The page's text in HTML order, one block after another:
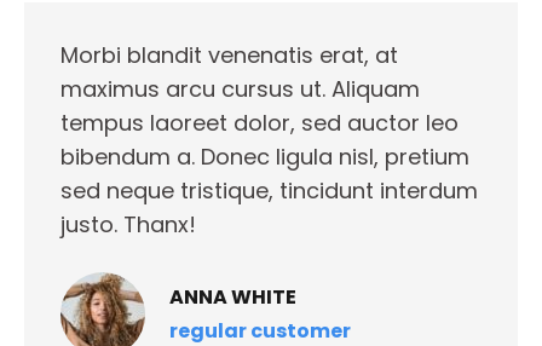
ANNA WHITE
regular customer
Morbi blandit venenatis erat, at
maximus arcu cursus ut. Aliquam
tempus laoreet dolor, sed auctor leo
bibendum a. Donec ligula nisl, pretium
sed neque tristique, tincidunt interdum
justo. Thanx!